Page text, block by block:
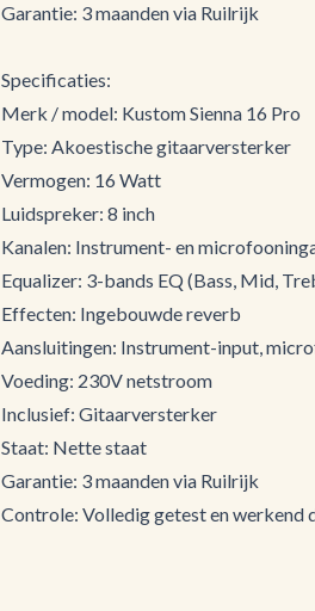
Garantie: 3 maanden via Ruilrijk
Specificaties:
Merk / model: Kustom Sienna 16 Pro
Type: Akoestische gitaarversterker
Vermogen: 16 Watt
Luidspreker: 8 inch
Kanalen: Instrument- en
Equalizer: 3-bands EQ (Bass, Mid,
Effecten: Ingebouwde reverb
Aansluitingen: Instrument-input,
Voeding: 230V netstroom
Inclusief: Gitaarversterker
Staat: Nette staat
Garantie: 3 maanden via Ruilrijk
Controle: Volledig getest en werkend